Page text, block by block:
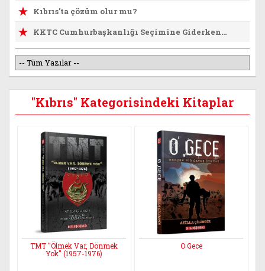
Kıbrıs'ta çözüm olur mu?
KKTC Cumhurbaşkanlığı Seçimine Giderken…
"Kıbrıs" Kategorisindeki Kitaplar
TMT "Ölmek Var, Dönmek
Yok" (1957-1976)
O Gece